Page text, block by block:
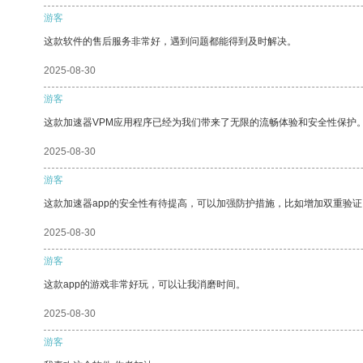
游客
这款软件的售后服务非常好，遇到问题都能得到及时解决。
2025-08-30
游客
这款加速器VPM应用程序已经为我们带来了无限的流畅体验和安全性保护
2025-08-30
游客
这款加速器app的安全性有待提高，可以加强防护措施，比如增加双重验
2025-08-30
游客
这款app的游戏非常好玩，可以让我消磨时间。
2025-08-30
游客